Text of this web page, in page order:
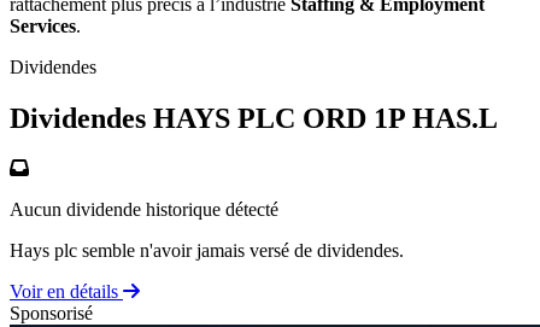
Services.
Dividendes
Dividendes HAYS PLC ORD 1P HAS.L
Aucun dividende historique détecté
Hays plc semble n'avoir jamais versé de dividendes.
Voir en détails
Sponsorisé